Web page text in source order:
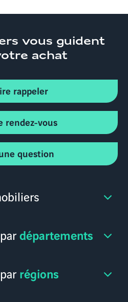
vous guident
achat
rappeler
rendez-vous
question
départements
régions